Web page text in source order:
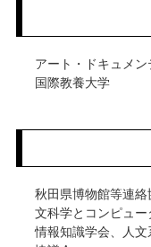
アート・ドキュメ
国際教養大学
秋田県博物館等連
文科学とコンピュー
情報知識学会、人